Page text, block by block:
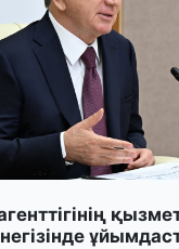
негізінде